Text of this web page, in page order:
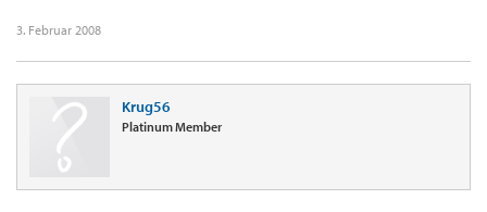
3. Februar 2008
Krug56
Platinum Member